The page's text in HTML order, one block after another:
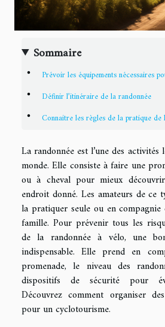
Sommaire
Prévoir les équipements nécessaires
Définir l’itinéraire de la randonnée
Connaitre les règles de la pratique de
La randonnée est l’une des
monde. Elle consiste à faire une
ou à cheval pour mieux
endroit donné. Les amateurs de ce
la pratiquer seule ou en
famille. Pour prévenir tous les
de la randonnée à vélo, une
indispensable. Elle prend en
promenade, le niveau des
dispositifs de sécurité pour
Découvrez comment organiser
pour un cyclotourisme.